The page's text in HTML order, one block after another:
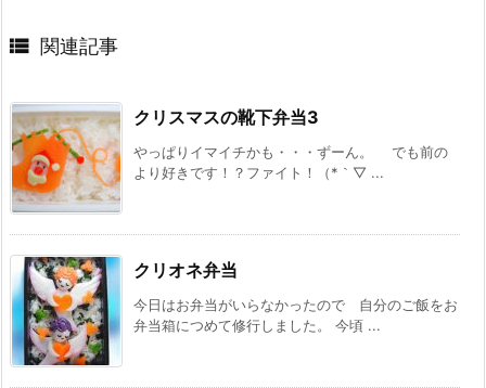
 関連記事
クリスマスの靴下弁当3
やっぱりイマイチかも・・・ずーん。 でも前の
より好きです！？ファイト！（*｀▽ ...
クリオネ弁当
今日はお弁当がいらなかったので 自分のご飯をお
弁当箱につめて修行しました。 今頃 ...